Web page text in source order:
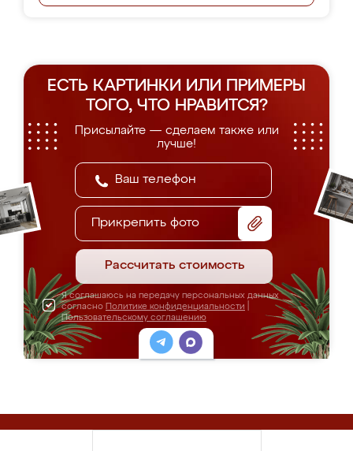
ЕСТЬ КАРТИНКИ ИЛИ ПРИМЕРЫ
ТОГО, ЧТО НРАВИТСЯ?
Присылайте — сделаем также или
лучше!
Прикрепить фото
Рассчитать стоимость
Я соглашаюсь на передачу персональных данных
согласно Политике конфиденциальности
Пользовательскому соглашению